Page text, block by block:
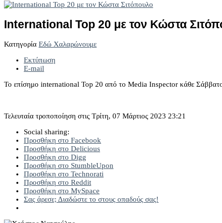
International Top 20 με τον Κώστα
Κατηγορία Εδώ Χαλαρώνουμε
Εκτύπωση
E-mail
Το επίσημο international Top 20 από το Media Inspector κάθε
Τελευταία τροποποίηση στις Τρίτη, 07 Μάρτιος 2023 23:21
Social sharing:
Προσθήκη στο Facebook
Προσθήκη στο Delicious
Προσθήκη στο Digg
Προσθήκη στο StumbleUpon
Προσθήκη στο Technorati
Προσθήκη στο Reddit
Προσθήκη στο MySpace
Σας άρεσε; Διαδώστε το στους οπαδούς σας!